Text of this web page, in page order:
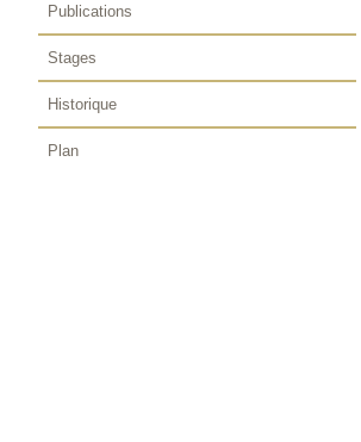
Publications
Stages
Historique
Plan